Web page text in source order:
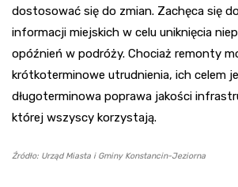
dostosować się do zmian. Zachęca się
informacji miejskich w celu uniknięcia
opóźnień w podróży. Chociaż remonty
krótkoterminowe utrudnienia, ich celem
długoterminowa poprawa jakości
której wszyscy korzystają.
Źródło: Urząd Miasta i Gminy Konstancin-Jeziorna